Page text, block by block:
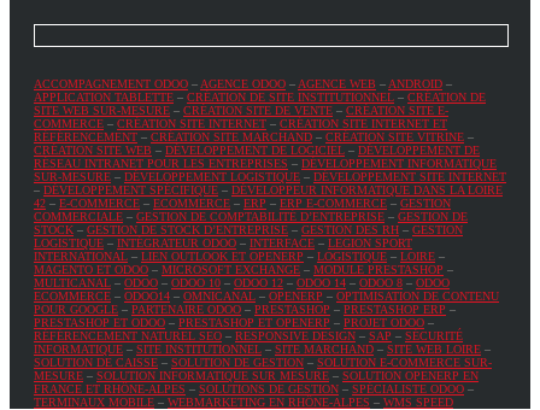
ACCOMPAGNEMENT ODOO – AGENCE ODOO – AGENCE WEB – ANDROID –
APPLICATION TABLETTE – CRÉATION DE SITE INSTITUTIONNEL – CRÉATION DE
SITE WEB SUR-MESURE – CRÉATION SITE DE VENTE – CRÉATION SITE E-
COMMERCE – CRÉATION SITE INTERNET – CRÉATION SITE INTERNET ET
RÉFÉRENCEMENT – CRÉATION SITE MARCHAND – CRÉATION SITE VITRINE –
CRÉATION SITE WEB – DÉVELOPPEMENT DE LOGICIEL – DÉVELOPPEMENT DE
RÉSEAU INTRANET POUR LES ENTREPRISES – DÉVELOPPEMENT INFORMATIQUE
SUR-MESURE – DÉVELOPPEMENT LOGISTIQUE – DÉVELOPPEMENT SITE INTERNET
– DÉVELOPPEMENT SPÉCIFIQUE – DÉVELOPPEUR INFORMATIQUE DANS LA LOIRE
42 – E-COMMERCE – ECOMMERCE – ERP – ERP E-COMMERCE – GESTION
COMMERCIALE – GESTION DE COMPTABILITÉ D’ENTREPRISE – GESTION DE
STOCK – GESTION DE STOCK D’ENTREPRISE – GESTION DES RH – GESTION
LOGISTIQUE – INTÉGRATEUR ODOO – INTERFACE – LEGION SPORT
INTERNATIONAL – LIEN OUTLOOK ET OPENERP – LOGISTIQUE – LOIRE –
MAGENTO ET ODOO – MICROSOFT EXCHANGE – MODULE PRESTASHOP –
MULTICANAL – ODOO – ODOO 10 – ODOO 12 – ODOO 14 – ODOO 8 – ODOO
ECOMMERCE – ODOO14 – OMNICANAL – OPENERP – OPTIMISATION DE CONTENU
POUR GOOGLE – PARTENAIRE ODOO – PRESTASHOP – PRESTASHOP ERP –
PRESTASHOP ET ODOO – PRESTASHOP ET OPENERP – PROJET ODOO –
RÉFÉRENCEMENT NATUREL SEO – RESPONSIVE DESIGN – SAP – SÉCURITÉ
INFORMATIQUE – SITE INSTITUTIONNEL – SITE MARCHAND – SITE WEB LOIRE –
SOLUTION DE CAISSE – SOLUTION DE GESTION – SOLUTION E-COMMERCE SUR-
MESURE – SOLUTION INFORMATIQUE SUR MESURE – SOLUTION OPENERP EN
FRANCE ET RHÔNE-ALPES – SOLUTIONS DE GESTION – SPÉCIALISTE ODOO –
TERMINAUX MOBILE – WEBMARKETING EN RHÔNE-ALPES – WMS SPEED